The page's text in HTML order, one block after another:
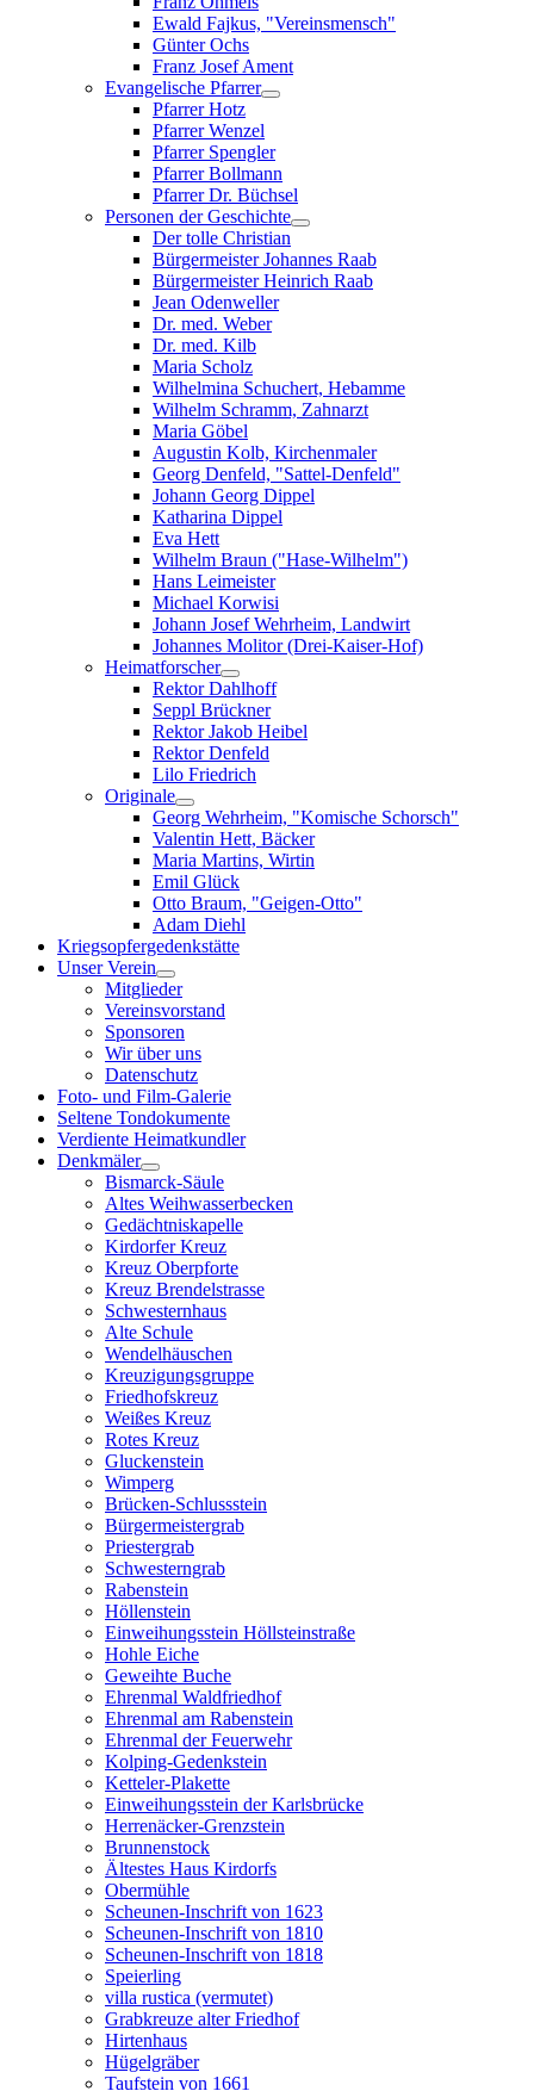
Ewald Fajkus, "Vereinsmensch"
Günter Ochs
Franz Josef Ament
Evangelische Pfarrer
Pfarrer Hotz
Pfarrer Wenzel
Pfarrer Spengler
Pfarrer Bollmann
Pfarrer Dr. Büchsel
Personen der Geschichte
Der tolle Christian
Bürgermeister Johannes Raab
Bürgermeister Heinrich Raab
Jean Odenweller
Dr. med. Weber
Dr. med. Kilb
Maria Scholz
Wilhelmina Schuchert, Hebamme
Wilhelm Schramm, Zahnarzt
Maria Göbel
Augustin Kolb, Kirchenmaler
Georg Denfeld, "Sattel-Denfeld"
Johann Georg Dippel
Katharina Dippel
Eva Hett
Wilhelm Braun ("Hase-Wilhelm")
Hans Leimeister
Michael Korwisi
Johann Josef Wehrheim, Landwirt
Johannes Molitor (Drei-Kaiser-Hof)
Heimatforscher
Rektor Dahlhoff
Seppl Brückner
Rektor Jakob Heibel
Rektor Denfeld
Lilo Friedrich
Originale
Georg Wehrheim, "Komische Schorsch"
Valentin Hett, Bäcker
Maria Martins, Wirtin
Emil Glück
Otto Braum, "Geigen-Otto"
Adam Diehl
Kriegsopfergedenkstätte
Unser Verein
Mitglieder
Vereinsvorstand
Sponsoren
Wir über uns
Datenschutz
Foto- und Film-Galerie
Seltene Tondokumente
Verdiente Heimatkundler
Denkmäler
Bismarck-Säule
Altes Weihwasserbecken
Gedächtniskapelle
Kirdorfer Kreuz
Kreuz Oberpforte
Kreuz Brendelstrasse
Schwesternhaus
Alte Schule
Wendelhäuschen
Kreuzigungsgruppe
Friedhofskreuz
Weißes Kreuz
Rotes Kreuz
Gluckenstein
Wimperg
Brücken-Schlussstein
Bürgermeistergrab
Priestergrab
Schwesterngrab
Rabenstein
Höllenstein
Einweihungsstein Höllsteinstraße
Hohle Eiche
Geweihte Buche
Ehrenmal Waldfriedhof
Ehrenmal am Rabenstein
Ehrenmal der Feuerwehr
Kolping-Gedenkstein
Ketteler-Plakette
Einweihungsstein der Karlsbrücke
Herrenäcker-Grenzstein
Brunnenstock
Ältestes Haus Kirdorfs
Obermühle
Scheunen-Inschrift von 1623
Scheunen-Inschrift von 1810
Scheunen-Inschrift von 1818
Speierling
villa rustica (vermutet)
Grabkreuze alter Friedhof
Hirtenhaus
Hügelgräber
Taufstein von 1661